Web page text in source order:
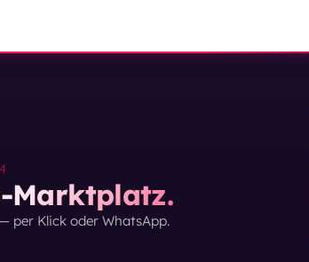
Marktplatz.
per Klick oder WhatsApp.